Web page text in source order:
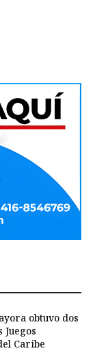
obtuvo dos
Caribe